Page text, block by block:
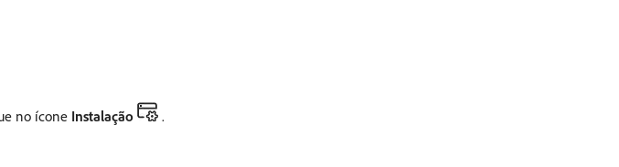
no ícone Instalação .